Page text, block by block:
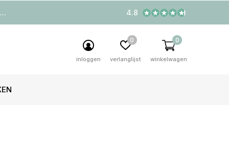
inloggen verlanglijst
0
winkelwagen
0
4.8